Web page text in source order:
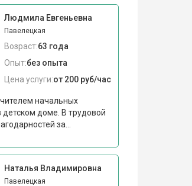
Людмила Евгеньевна
Павелецкая
Возраст:63 года
Опыт:без опыта
Цена услуги:от 200 руб/час
начальных
детском доме. В трудовой
за...
Наталья Владимировна
Павелецкая